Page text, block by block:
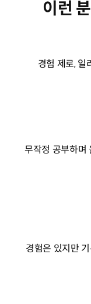
이런
경험 제로, 일
무작정 공부하며
경험은 있지만